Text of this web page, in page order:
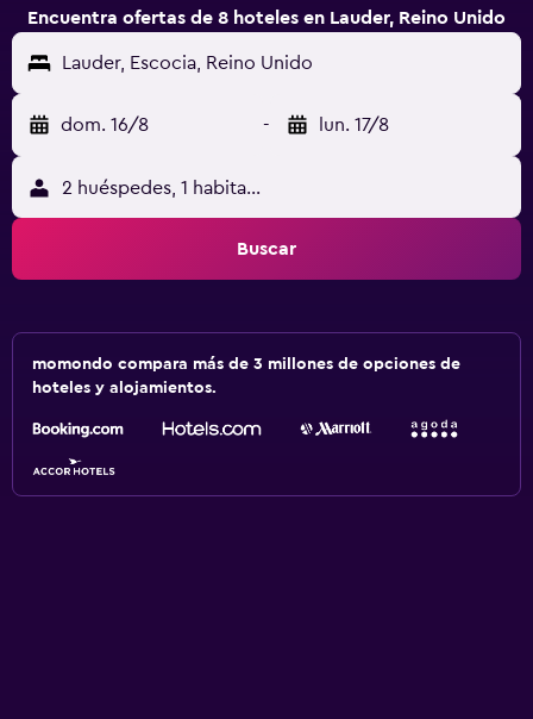
Encuentra ofertas de 8 hoteles en Lauder, Reino Unido
Lauder, Escocia, Reino Unido
dom. 16/8 - lun. 17/8
2 huéspedes, 1 habitación
Buscar
momondo compara más de 3 millones de opciones de
hoteles y alojamientos.